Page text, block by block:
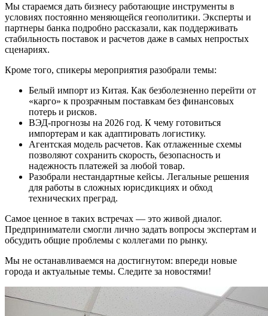
Мы стараемся дать бизнесу работающие инструменты в
условиях постоянно меняющейся геополитики. Эксперты и
партнеры банка подробно рассказали, как поддерживать
стабильность поставок и расчетов даже в самых непростых
сценариях.
Кроме того, спикеры мероприятия разобрали темы:
Белый импорт из Китая. Как безболезненно перейти от
«карго» к прозрачным поставкам без финансовых
потерь и рисков.
ВЭД-прогнозы на 2026 год. К чему готовиться
импортерам и как адаптировать логистику.
Агентская модель расчетов. Как отлаженные схемы
позволяют сохранить скорость, безопасность и
надежность платежей за любой товар.
Разобрали нестандартные кейсы. Легальные решения
для работы в сложных юрисдикциях и обход
технических преград.
Самое ценное в таких встречах — это живой диалог.
Предприниматели смогли лично задать вопросы экспертам и
обсудить общие проблемы с коллегами по рынку.
Мы не останавливаемся на достигнутом: впереди новые
города и актуальные темы. Следите за новостями!